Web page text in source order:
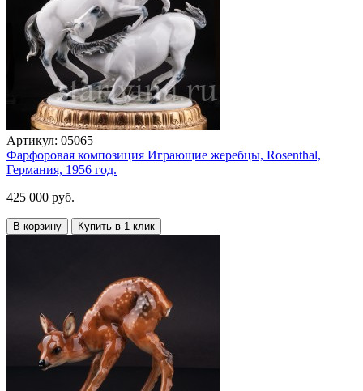
Артикул: 05065
Фарфоровая композиция Играющие жеребцы, Rosenthal,
Германия, 1956 год.
425 000 руб.
В корзину Купить в 1 клик